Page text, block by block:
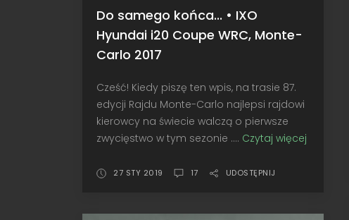
Do samego końca... • IXO
Hyundai i20 Coupe WRC, Monte-
Carlo 2017
Cześć! Kiedy piszę ten wpis, na trasie 87.
edycji Rajdu Monte-Carlo najlepsi rajdowi
kierowcy na świecie walczą o pierwsze
zwycięstwo w tym sezonie .... Czytaj więcej
27 STY 2019 17 UDOSTĘPNIJ